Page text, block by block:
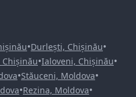
•Durlești, Chișinău•
•Ialoveni, Chișinău•
•Stăuceni, Moldova•
•Rezina, Moldova•